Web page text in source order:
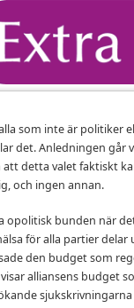
som inte är politiker
det. Anledningen går
detta valet faktiskt
och ingen annan.
opolitisk bunden när
för alla partier
den budget som
alliansens budget
sjukskrivningarna